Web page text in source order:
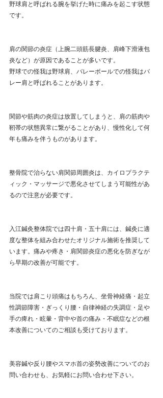
野球肩と呼ばれる腕を挙げた時に痛みを起こす状態
です。
肩の関節の炎症（上腕二頭筋長腱炎、肩峰下滑液包
炎など）が原因であることが多いです。
野球での怪我は野球肩、バレーボールでの怪我はバ
レー肩と呼ばれることがあります。
関節や筋肉の炎症は放置してしまうと、肩の筋肉や
靭帯の状態異常に繋がることがあり、慢性化して何
年も痛みを伴うものがあります。
整骨院で治らない肩関節周囲炎は、カイロプラクテ
ィック・マッサージで悪化させてしまう可能性があ
るので注意が必要です。
入江鍼灸整体院では四十肩・五十肩には、鍼灸に適
度な整体を組み合わせたオリジナル施術を推奨して
います。痛みや疼き・肩関節炎症の悪化を防ぎなが
ら早期の改善が可能です。
当院では肩こり頭痛はもちろん、坐骨神経痛・起立
性調節障害・ぎっくり腰・自律神経の失調症・足や
手の痺れ・眩暈・背中や首の痛み・不眠症などの根
本改善についてのご相談も受けております。
美容鍼や反り腰やスマホ首の姿勢改善についてのお
問い合わせも、お気軽にお問い合わせ下さい。